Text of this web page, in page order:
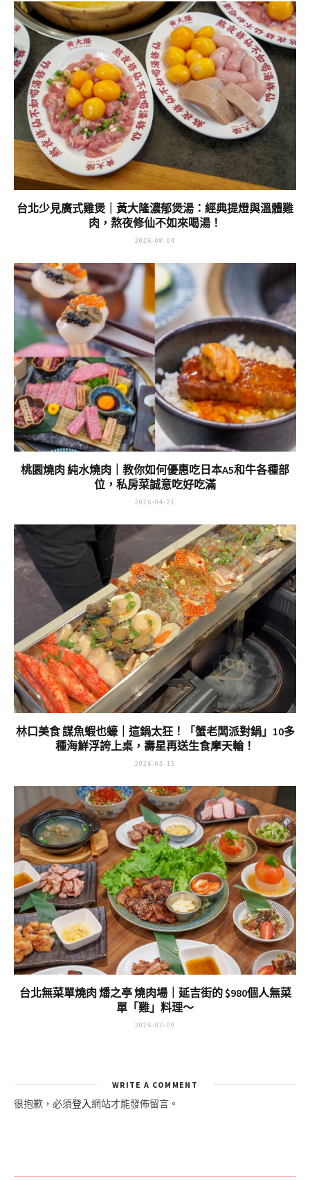
台北少見廣式雞煲｜黃大隆濃郁煲湯：經典提燈與溫體雞
肉，熬夜修仙不如來喝湯！
2026-08-04
桃園燒肉 純水燒肉｜教你如何優惠吃日本A5和牛各種部
位，私房菜誠意吃好吃滿
2026-04-21
林口美食 謀魚蝦也蠔｜這鍋太狂！「蟹老闆派對鍋」10多
種海鮮浮誇上桌，壽星再送生食摩天輪！
2026-03-15
台北無菜單燒肉 燔之亭 燒肉場｜延吉街的 $980個人無菜
單「雞」料理～
2026-02-09
WRITE A COMMENT
很抱歉，必須登入網站才能發佈留言。